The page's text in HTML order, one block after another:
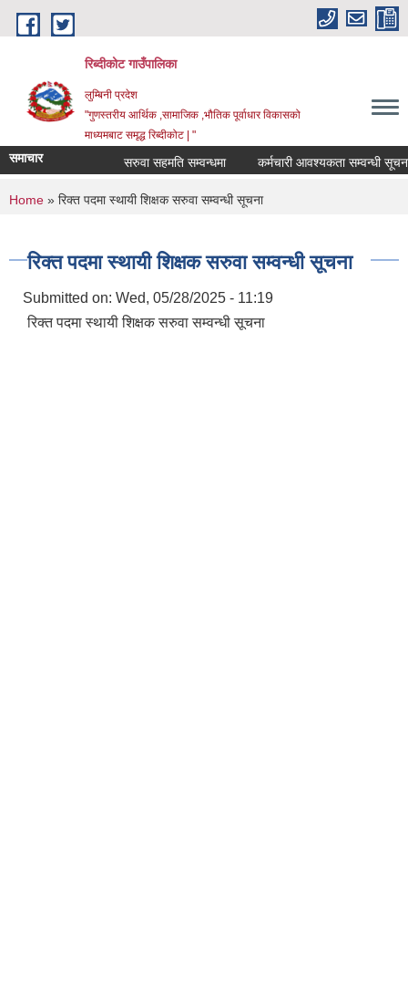
Skip to main content
रिब्दीकोट गाउँपालिका
लुम्बिनी प्रदेश
"गुणस्तरीय आर्थिक ,सामाजिक ,भौतिक पूर्वाधार विकासको
माध्यमबाट समृद्ध रिब्दीकोट | "
समाचार सरुवा सहमति सम्वन्धमा कर्मचारी आवश्यकता सम्वन्धी सूचना
You are here
Home » रिक्त पदमा स्थायी शिक्षक सरुवा सम्वन्धी सूचना
रिक्त पदमा स्थायी शिक्षक सरुवा सम्वन्धी सूचना
Submitted on: Wed, 05/28/2025 - 11:19
रिक्त पदमा स्थायी शिक्षक सरुवा सम्वन्धी सूचना